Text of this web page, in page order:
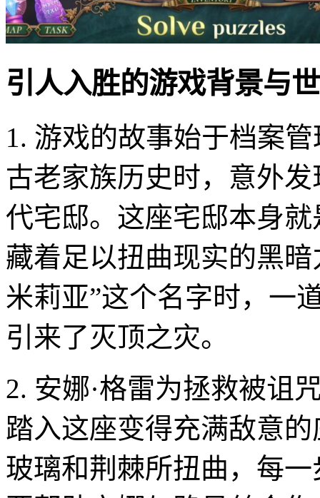
引人入胜的游戏背景与
1. 游戏的故事始于档案
古老家族历史时，意外
代宅邸。这座宅邸本身
藏着足以扭曲现实的黑
米莉亚”这个名字时，一
引来了灭顶之灾。
2. 安娜·格雷为拯救被诅
踏入这座变得充满敌意
玻璃和荆棘所扭曲，每